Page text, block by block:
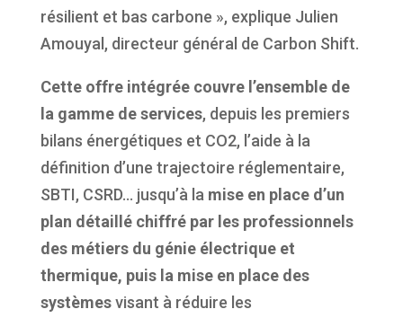
résilient et bas carbone », explique Julien
Amouyal, directeur général de Carbon Shift.
Cette offre intégrée couvre l’ensemble de
la gamme de services, depuis les premiers
bilans énergétiques et CO2, l’aide à la
définition d’une trajectoire réglementaire,
SBTI, CSRD… jusqu’à la mise en place d’un
plan détaillé chiffré par les professionnels
des métiers du génie électrique et
thermique, puis la mise en place des
systèmes visant à réduire les